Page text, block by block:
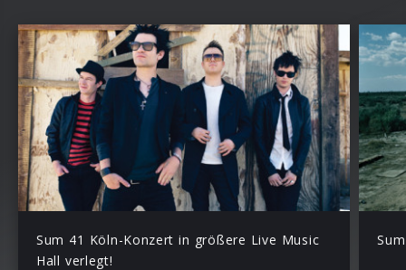
Sum 41 Köln-Konzert in größere Live Music
Hall verlegt!